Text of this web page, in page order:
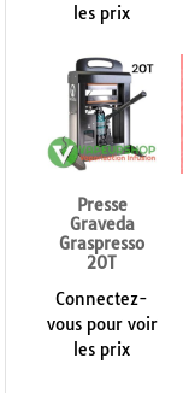
les prix
Presse
Graveda
Graspresso
20T
Connectez-
vous pour voir
les prix